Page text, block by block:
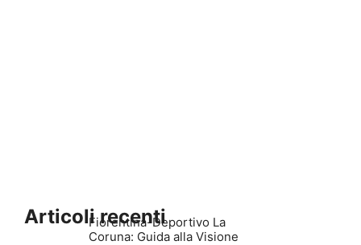
Articoli recenti
Fiorentina-Deportivo La
Coruna: Guida alla Visione